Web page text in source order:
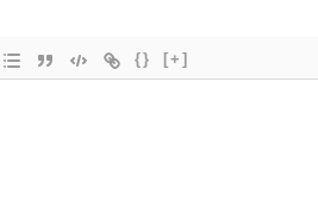
{} [+]